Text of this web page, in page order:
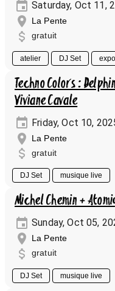
Saturday, Oct 11,
La Pente
gratuit
atelier DJ Set
Techno Colors :
Viviane Cavale
Friday, Oct 10,
La Pente
gratuit
DJ Set musique live
Michel Chemin +
Sunday, Oct 05,
La Pente
gratuit
DJ Set musique live